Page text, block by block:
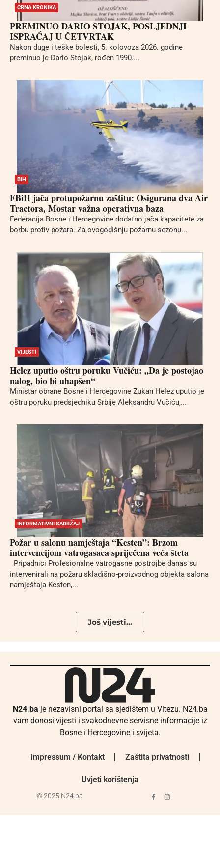
CRNA KRONIKA
PREMINUO DARIO STOJAK, POSLJEDNJI
ISPRAĆAJ U ČETVRTAK
Nakon duge i teške bolesti, 5. kolovoza 2026. godine
preminuo je Dario Stojak, rođen 1990....
BIH
FBiH jača protupožarnu zaštitu: Osigurana dva Air
Tractora, Mostar važna operativna baza
Federacija Bosne i Hercegovine dodatno jača kapacitete za
borbu protiv požara. Za ovogodišnju požarnu sezonu...
VIJESTI
Helez uputio oštru poruku Vučiću: „Da je postojao
nalog, bio bi uhapšen“
Ministar obrane Bosne i Hercegovine Zukan Helez uputio je
oštru poruku predsjedniku Srbije Aleksandru Vučiću,...
INFORMATIVNI SADRŽAJ
Požar u salonu namještaja “Kesten”: Brzom
intervencijom vatrogasaca spriječena veća šteta
Pripadnici Profesionalne vatrogasne postrojbe danas su
intervenirali na požaru skladišno-proizvodnog objekta salona
namještaja Kesten,...
Još vijesti...
N24.ba je nezavisni portal sa sjedištem u Vitezu. N24.ba
vam donosi vijesti i svakodnevne servisne informacije iz
Bosne i Hercegovine i svijeta.
Impressum / Kontakt Zaštita privatnosti
Uvjeti korištenja
© 2025 N24.ba